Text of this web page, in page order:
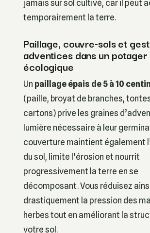
jamais sur sol cultivé, car il peut
temporairement la terre.
Paillage, couvre-sols et
adventices dans un potager
écologique
Un paillage épais de 5 à 10
(paille, broyat de branches,
cartons) prive les graines
lumière nécessaire à leur
couverture maintient également
du sol, limite l’érosion et nourrit
progressivement la terre en se
décomposant. Vous réduisez
drastiquement la pression des
herbes tout en améliorant la
votre sol.